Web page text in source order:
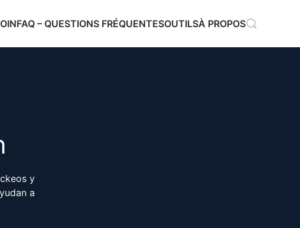
FAQ – QUESTIONS FRÉQUENTESOUTILSÀ PROPOS
y
a